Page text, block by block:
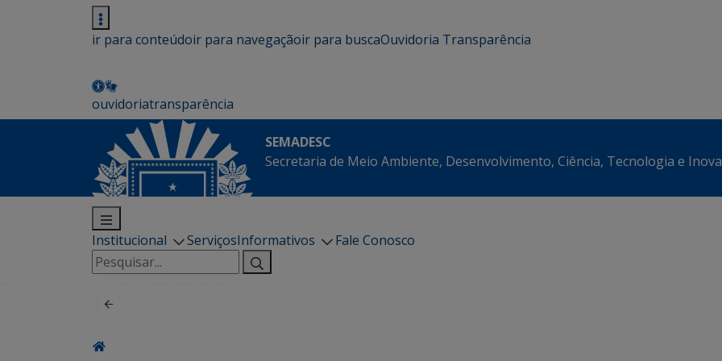
ir para conteúdoir para navegaçãoir para buscaOuvidoria Transparência
ouvidoriatransparência
SEMADESC
Secretaria de Meio Ambiente, Desenvolvimento, Ciência, Tecnologia e
Institucional ServiçosInformativos
Fale Conosco
Pesquisar
por: